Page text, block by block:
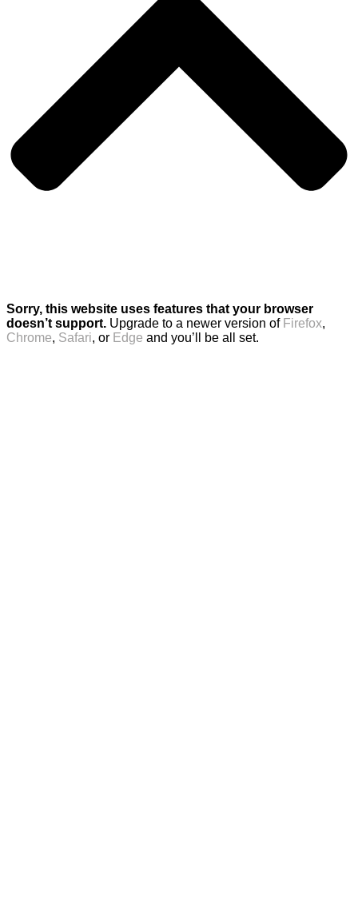
Sorry, this website uses features that your browser
doesn’t support. Upgrade to a newer version of Firefox,
Chrome, Safari, or Edge and you’ll be all set.